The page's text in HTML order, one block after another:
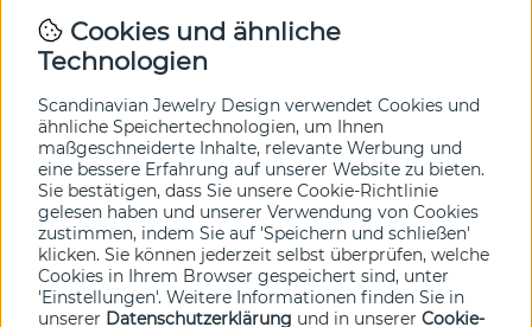
Newsletter
In unserem Newsletter erfahren Sie vor allen anderen
hier an.
Ja bitte!
Cookies und ähnliche
Technologien
Scandinavian Jewelry Design verwendet Cookies und
ähnliche Speichertechnologien, um Ihnen
maßgeschneiderte Inhalte, relevante Werbung und
eine bessere Erfahrung auf unserer Website zu bieten.
Sie bestätigen, dass Sie unsere Cookie-Richtlinie
gelesen haben und unserer Verwendung von Cookies
zustimmen, indem Sie auf 'Speichern und schließen'
klicken. Sie können jederzeit selbst überprüfen, welche
Cookies in Ihrem Browser gespeichert sind, unter
'Einstellungen'. Weitere Informationen finden Sie in
unserer Datenschutzerklärung und in unserer Cookie-